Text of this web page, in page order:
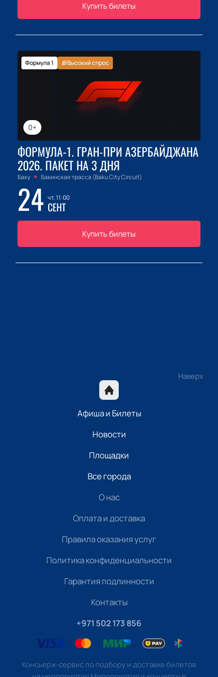
Купить билеты
0+
Формула 1 Высокий спрос
ФОРМУЛА-1. ГРАН-ПРИ АЗЕРБАЙДЖАНА
2026. ПАКЕТ НА 3 ДНЯ
Баку Бакинская трасса (Baku City Circuit)
24 чт, 11:00
СЕНТ
Купить билеты
Наверх
Афиша и Билеты
Новости
Площадки
Все города
О нас
Оплата и доставка
Правила оказания услуг
Политика конфиденциальности
Гарантия подлинности
Контакты
+971 502 173 856
Консьерж-сервис по подбору и доставке билетов